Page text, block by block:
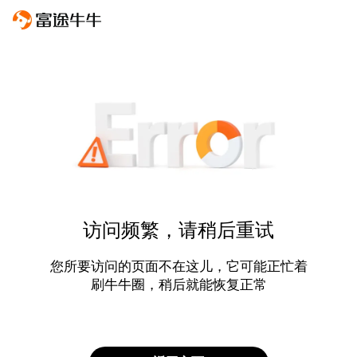
访问频繁，请稍后重试
您所要访问的页面不在这儿，它可能正忙着
刷牛牛圈，稍后就能恢复正常